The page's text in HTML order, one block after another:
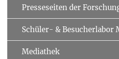
Presseseiten der
Schüler- & Besucherlabor
Mediathek